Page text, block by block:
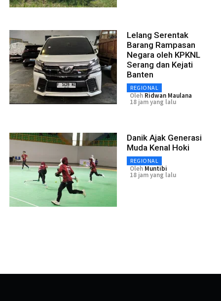
Lelang Serentak
Barang Rampasan
Negara oleh KPKNL
Serang dan Kejati
Banten
REGIONAL
Oleh Ridwan Maulana
18 jam yang lalu
Danik Ajak Generasi
Muda Kenal Hoki
REGIONAL
Oleh Muntibi
18 jam yang lalu